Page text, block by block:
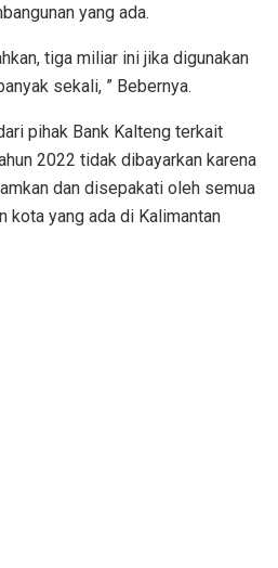
yang ada.
tiga miliar ini jika digunakan
sekali, ” Bebernya.
pihak Bank Kalteng terkait
2022 tidak dibayarkan karena
dan disepakati oleh semua
kota yang ada di Kalimantan